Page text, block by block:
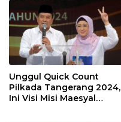
Unggul Quick Count
Pilkada Tangerang 2024,
Ini Visi Misi Maesyal